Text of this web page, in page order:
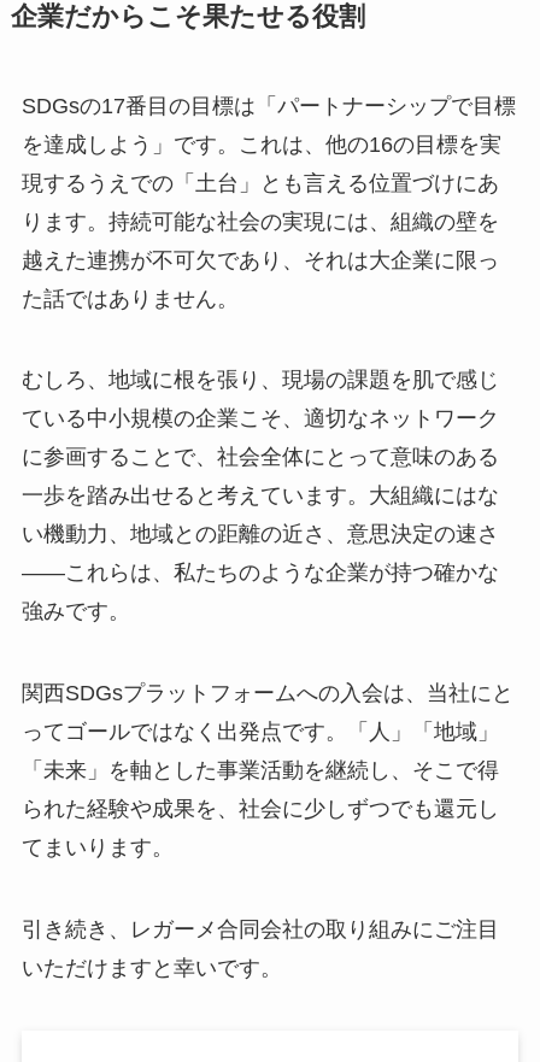
企業だからこそ果たせる役割
SDGsの17番目の目標は「パートナーシップで目標
を達成しよう」です。これは、他の16の目標を実
現するうえでの「土台」とも言える位置づけにあ
ります。持続可能な社会の実現には、組織の壁を
越えた連携が不可欠であり、それは大企業に限っ
た話ではありません。
むしろ、地域に根を張り、現場の課題を肌で感じ
ている中小規模の企業こそ、適切なネットワーク
に参画することで、社会全体にとって意味のある
一歩を踏み出せると考えています。大組織にはな
い機動力、地域との距離の近さ、意思決定の速さ
——これらは、私たちのような企業が持つ確かな
強みです。
関西SDGsプラットフォームへの入会は、当社にと
ってゴールではなく出発点です。「人」「地域」
「未来」を軸とした事業活動を継続し、そこで得
られた経験や成果を、社会に少しずつでも還元し
てまいります。
引き続き、レガーメ合同会社の取り組みにご注目
いただけますと幸いです。